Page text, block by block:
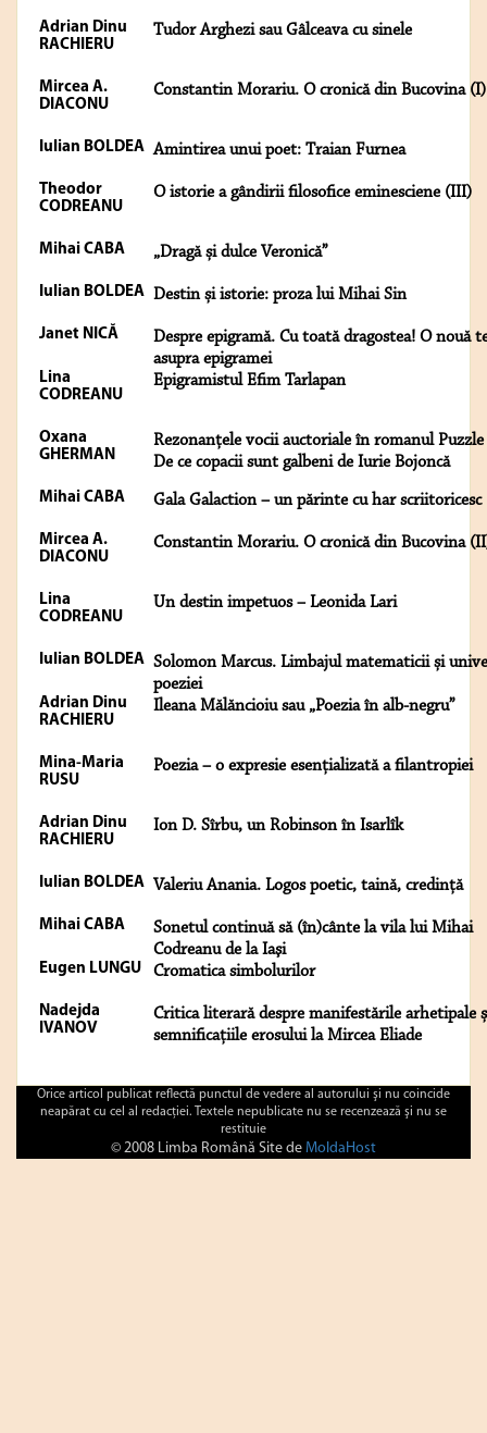
Adrian Dinu
RACHIERU
Tudor Arghezi sau Gâlceava cu sinele
Mircea A.
DIACONU
Constantin Morariu. O cronică din Bucovina (I)
Iulian BOLDEA Amintirea unui poet: Traian Furnea
Theodor
CODREANU
O istorie a gândirii filosofice eminesciene (III)
Mihai CABA „Dragă și dulce Veronică”
Iulian BOLDEA Destin și istorie: proza lui Mihai Sin
Janet NICĂ
Despre epigramă. Cu toată dragostea! O nouă
asupra epigramei
Lina
CODREANU
Epigramistul Efim Tarlapan
Oxana
GHERMAN
Rezonanțele vocii auctoriale în romanul Puzzle
De ce copacii sunt galbeni de Iurie Bojoncă
Mihai CABA Gala Galaction – un părinte cu har scriitoricesc
Mircea A.
DIACONU
Constantin Morariu. O cronică din Bucovina
Lina
CODREANU
Un destin impetuos – Leonida Lari
Iulian BOLDEA Solomon Marcus. Limbajul matematicii și
poeziei
Adrian Dinu
RACHIERU
Ileana Mălăncioiu sau „Poezia în alb-negru”
Mina-Maria
RUSU
Poezia – o expresie esențializată a filantropiei
Adrian Dinu
RACHIERU
Ion D. Sîrbu, un Robinson în Isarlîk
Iulian BOLDEA Valeriu Anania. Logos poetic, taină, credință
Mihai CABA
Sonetul continuă să (în)cânte la vila lui Mihai
Codreanu de la Iaşi
Eugen LUNGU Cromatica simbolurilor
Nadejda
IVANOV
Critica literară despre manifestările arhetipale
semnificațiile erosului la Mircea Eliade
Orice articol publicat reflectă punctul de vedere al autorului şi nu coincide
neapărat cu cel al redacţiei. Textele nepublicate nu se recenzează şi nu se
restituie
© 2008 Limba Română Site de MoldaHost